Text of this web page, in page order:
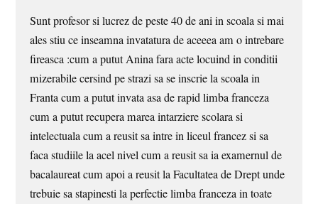
Sunt profesor si lucrez de peste 40 de ani in scoala si mai
ales stiu ce inseamna invatatura de aceeea am o intrebare
fireasca :cum a putut Anina fara acte locuind in conditii
mizerabile cersind pe strazi sa se inscrie la scoala in
Franta cum a putut invata asa de rapid limba franceza
cum a putut recupera marea intarziere scolara si
intelectuala cum a reusit sa intre in liceul francez si sa
faca studiile la acel nivel cum a reusit sa ia examernul de
bacalaureat cum apoi a reusit la Facultatea de Drept unde
trebuie sa stapinesti la perfectie limba franceza in toate